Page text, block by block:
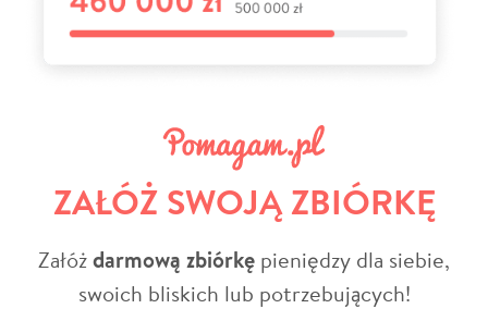
ZAŁÓŻ SWOJĄ ZBIÓRKĘ
Załóżdarmową zbiórkę pieniędzy dla siebie,
swoich bliskich lub potrzebujących!